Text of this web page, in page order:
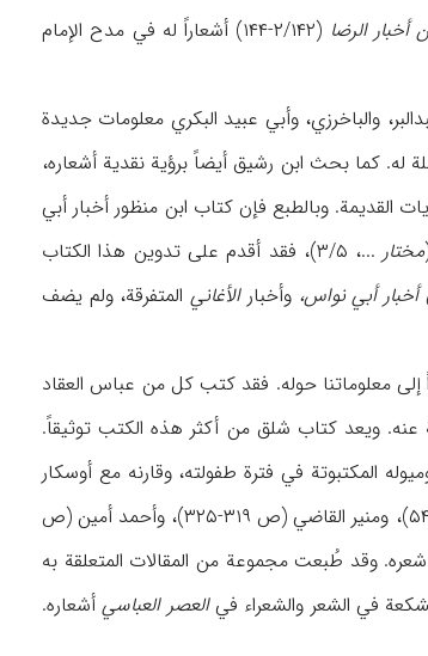
الرضا
(۲/۱۴۲-۱۴۴) أشعاراً له في مدح الإمام
وابن عبدالبر، والباخرزي، وأبي عبید البکري معلومات جدیدة
له. کما بحث ابن رشیق أیضاً برؤیة نقدیة أشعاره،
شیئاً سوی تکرار الروایات القدیمة. وبالطبع فإن کتاب ابن منظور أخبار أبي
مختار
...، ۳/۵)، فقد أقدم علی تدوین هذا الکتاب
أخبار أبي نواس، وأخبارالأغاني المتفرقة، ولم یضف
معلوماتنا حوله. فقد کتب کل من عباس العقاد
ویعد کتاب شلق من أکثر هذه الکتب توثیقاً.
المکتبوتة في فترة طفولته، وقارنه مع أوسکار
وایلد (ص ۵۲-۵۴). وبالإضافة إلی ذلک کُتبت عنه مقالات کثیرة أیضاً: فقد عمد کل من أمین الحسن (ص ۵۳۷-۵۴۶)، ومنیر القاضي (ص ۳۱۹-۳۲۵)، وأحمد أمین (ص
بحث ودراسة حیاته وشخصیته و شعره. وقد طُبعت مجموعة من المقالات المتعلقة به
في الشعر والشعراء فيالعصر العباسيأشعاره.